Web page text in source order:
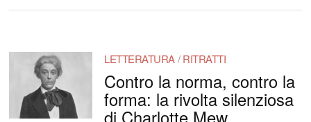
LETTERATURA/ RITRATTI
Contro la norma, contro la
forma: la rivolta silenziosa
di Charlotte Mew